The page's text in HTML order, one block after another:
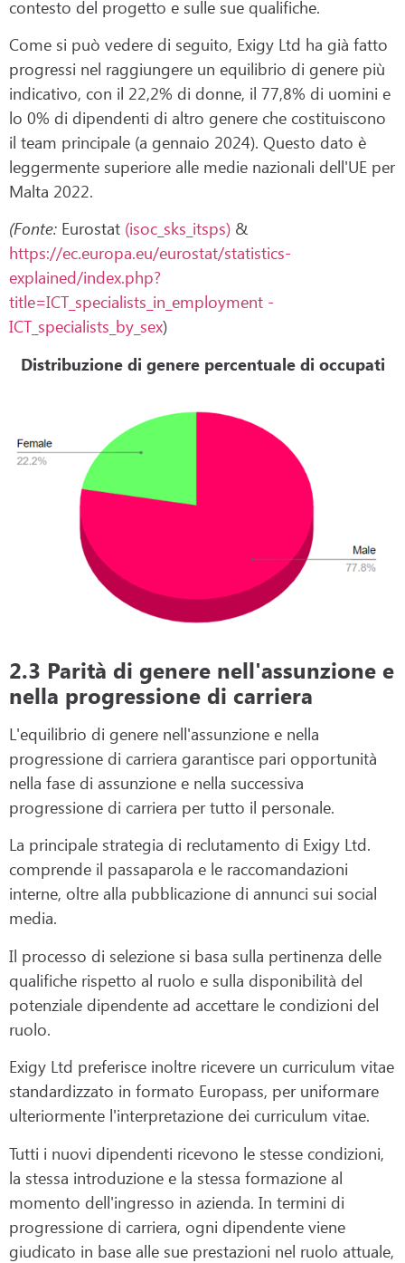
contesto del progetto e sulle sue qualifiche.
Come si può vedere di seguito, Exigy Ltd ha già fatto
progressi nel raggiungere un equilibrio di genere più
indicativo, con il 22,2% di donne, il 77,8% di uomini e
lo 0% di dipendenti di altro genere che costituiscono
il team principale (a gennaio 2024). Questo dato è
leggermente superiore alle medie nazionali dell'UE per
Malta 2022.
(Fonte: Eurostat (isoc_sks_itsps) &
https://ec.europa.eu/eurostat/statistics-
explained/index.php?
title=ICT_specialists_in_employment -
ICT_specialists_by_sex)
Distribuzione di genere percentuale di occupati
2.3 Parità di genere nell'assunzione e
nella progressione di carriera
L'equilibrio di genere nell'assunzione e nella
progressione di carriera garantisce pari opportunità
nella fase di assunzione e nella successiva
progressione di carriera per tutto il personale.
La principale strategia di reclutamento di Exigy Ltd.
comprende il passaparola e le raccomandazioni
interne, oltre alla pubblicazione di annunci sui social
media.
Il processo di selezione si basa sulla pertinenza delle
qualifiche rispetto al ruolo e sulla disponibilità del
potenziale dipendente ad accettare le condizioni del
ruolo.
Exigy Ltd preferisce inoltre ricevere un curriculum vitae
standardizzato in formato Europass, per uniformare
ulteriormente l'interpretazione dei curriculum vitae.
Tutti i nuovi dipendenti ricevono le stesse condizioni,
la stessa introduzione e la stessa formazione al
momento dell'ingresso in azienda. In termini di
progressione di carriera, ogni dipendente viene
giudicato in base alle sue prestazioni nel ruolo attuale,